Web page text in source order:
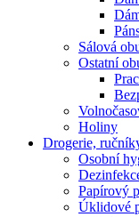
Sálová
Ostatní
Holiny
Drogerie,
Osobní
Papírový
Úklidové